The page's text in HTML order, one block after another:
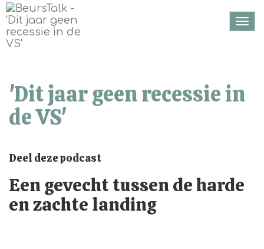
'Dit jaar geen recessie in
de VS'
Deel deze podcast
Een gevecht tussen de harde
en zachte landing